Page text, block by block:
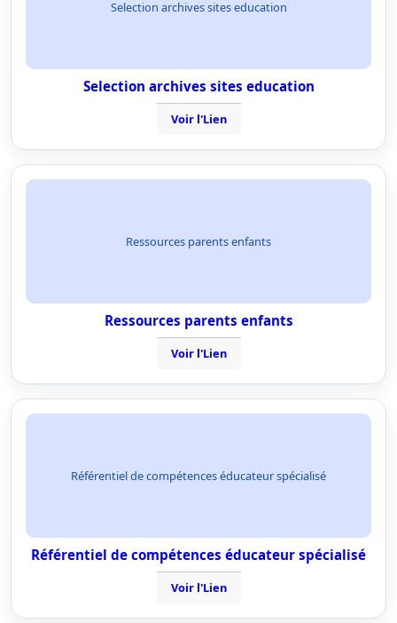
Selection archives sites education
Selection archives sites education
Voir l'Lien
Ressources parents enfants
Ressources parents enfants
Voir l'Lien
Référentiel de compétences éducateur spécialisé
Référentiel de compétences éducateur spécialisé
Voir l'Lien